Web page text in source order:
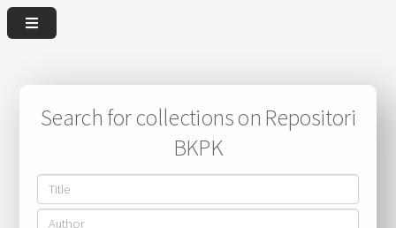
Search for collections on Repositori
BKPK